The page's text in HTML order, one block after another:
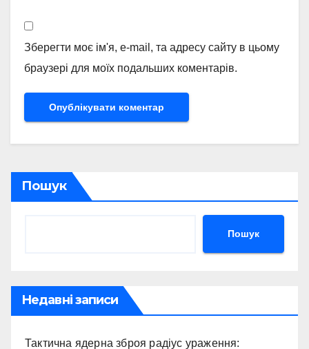
Зберегти моє ім'я, e-mail, та адресу сайту в цьому
браузері для моїх подальших коментарів.
Пошук
Пошук
Недавні записи
Тактична ядерна зброя радіус ураження: